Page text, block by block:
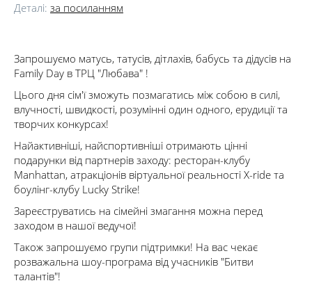
Деталі: за посиланням
Запрошуємо матусь, татусів, дітлахів, бабусь та дідусів на
Family Day в ТРЦ "Любава" !
Цього дня сім'ї зможуть позмагатись між собою в силі,
влучності, швидкості, розумінні один одного, ерудиції та
творчих конкурсах!
Найактивніші, найспортивніші отримають цінні
подарунки від партнерів заходу: ресторан-клубу
Manhattan, атракціонів віртуальної реальності X-ride та
боулінг-клубу Lucky Strikе!
Зареєструватись на сімейні змагання можна перед
заходом в нашої ведучої!
Також запрошуємо групи підтримки! На вас чекає
розважальна шоу-програма від учасників "Битви
талантів"!